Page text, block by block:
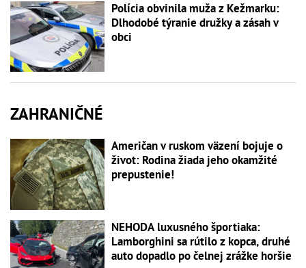
Polícia obvinila muža z Kežmarku:
Dlhodobé týranie družky a zásah v
obci
ZAHRANIČNÉ
Američan v ruskom väzení bojuje o
život: Rodina žiada jeho okamžité
prepustenie!
NEHODA luxusného športiaka:
Lamborghini sa rútilo z kopca, druhé
auto dopadlo po čelnej zrážke horšie